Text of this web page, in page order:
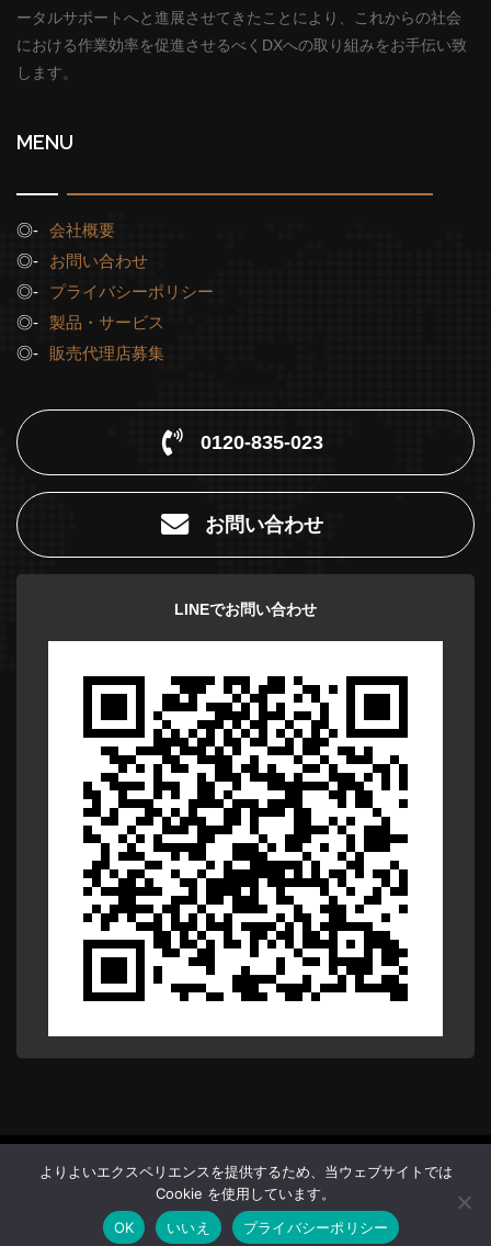
ータルサポートへと進展させてきたことにより、これからの社会
における作業効率を促進させるべくDXへの取り組みをお手伝い致
します。
MENU
会社概要
お問い合わせ
プライバシーポリシー
製品・サービス
販売代理店募集
0120-835-023
お問い合わせ
LINEでお問い合わせ
Copyright (C) Anthnet. All Rights Reserved.
Back To Top
よりよいエクスペリエンスを提供するため、当ウェブサイトでは
Cookie を使用しています。
OK
いいえ プライバシーポリシー